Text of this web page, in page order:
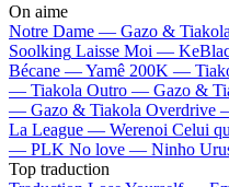
On aime
Notre Dame — Gazo & Tiakola
Soolking Laisse Moi —
Bécane —Yamê 200K —
— Tiakola Outro — Gazo &
— Gazo & Tiakola Overdrive
La League — Werenoi Celui
— PLK No love — Ninho
Top traduction